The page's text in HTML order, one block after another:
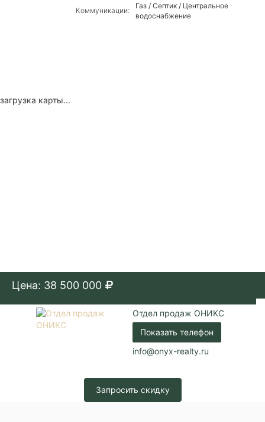
Коммуникации:
Газ / Септик / Центральное
водоснабжение
загрузка карты...
Цена: 38 500 000
Отдел продаж ОНИКС
Показать телефон
info@onyx-realty.ru
Запросить скидку